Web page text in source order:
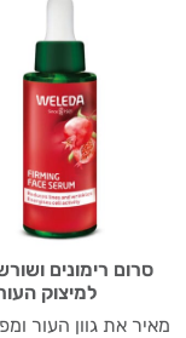
סרום רימונים
למיצוק
מאיר את גוון העור